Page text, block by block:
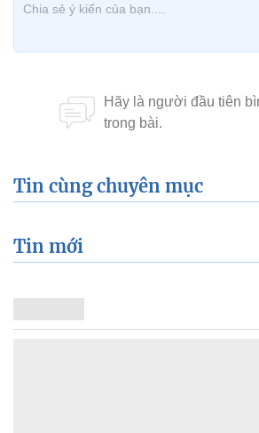
Tin cùng chuyên mục
Tin mới